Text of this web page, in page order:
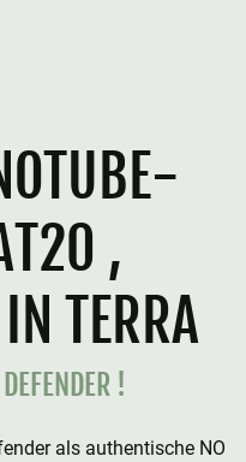
,
TERRA
!
als authentische NO